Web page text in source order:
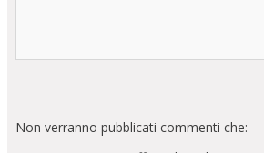
Non verranno pubblicati commenti che: